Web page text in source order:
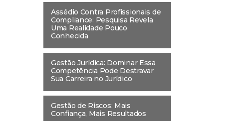
Assédio Contra Profissionais de
Compliance: Pesquisa Revela
Uma Realidade Pouco
Conhecida
Gestão Jurídica: Dominar Essa
Competência Pode Destravar
Sua Carreira no Jurídico
Gestão de Riscos: Mais
Confiança, Mais Resultados